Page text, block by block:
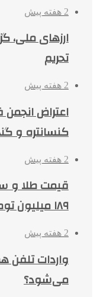
2 هفته پیش
ارزهای ملی،
تحریم
2 هفته پیش
اعتراض انجمن
کنسانتره و
2 هفته پیش
قیمت طلا و
۱۸۹ میلیون تومان
2 هفته پیش
واردات تلفن
می‌شود؟